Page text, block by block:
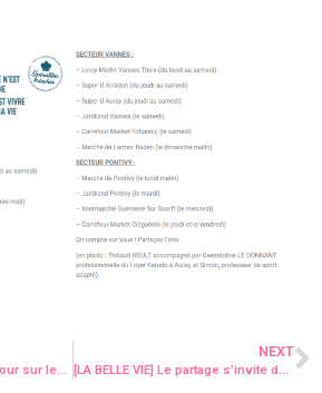
[LOISIRS et CULTURE] Retour sur les activités culturelles et de loisirs organisées tout au long de l’année !
NEXT
[LA BELLE VIE] Le partage s’invite dans les jardins du foyer de Pontivy !